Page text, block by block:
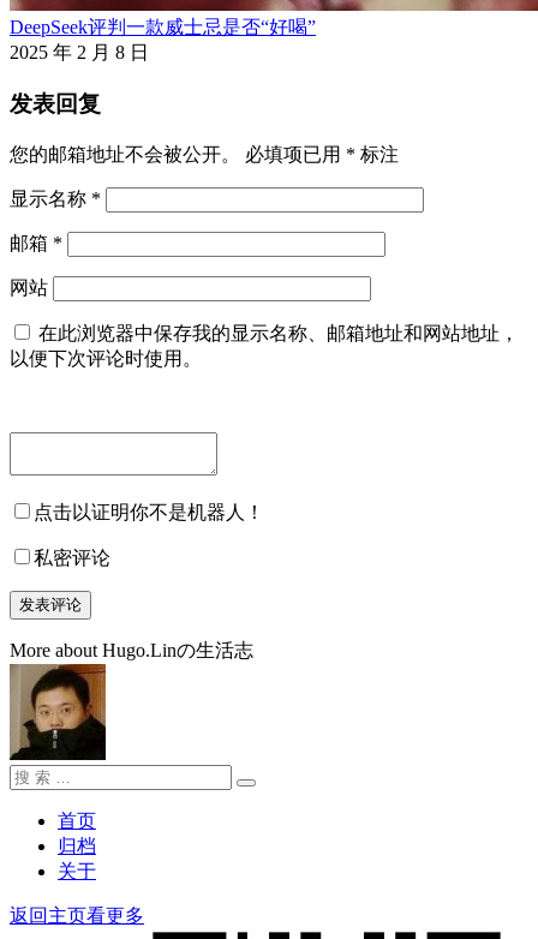
DeepSeek评判一款威士忌是否“好喝”
2025 年 2 月 8 日
发表回复
您的邮箱地址不会被公开。 必填项已用 * 标注
显示名称 *
邮箱 *
网站
在此浏览器中保存我的显示名称、邮箱地址和网站地址，
以便下次评论时使用。
点击以证明你不是机器人！
私密评论
More about Hugo.Linの生活志
搜
搜
首页
归档
关于
返回主页看更多